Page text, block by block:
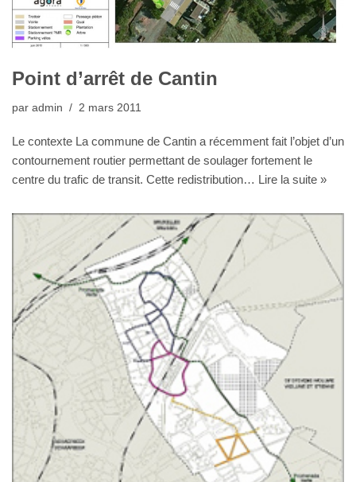
Point d’arrêt de Cantin
par admin 2 mars 2011
Le contexte La commune de Cantin a récemment fait l’objet d’un
contournement routier permettant de soulager fortement le
centre du trafic de transit. Cette redistribution… Lire la suite »